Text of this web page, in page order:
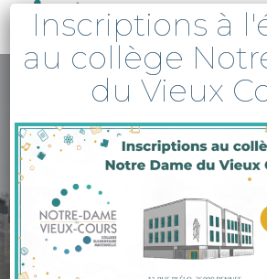
A la une
Actu
Projet
chantier –
Inscriptions à
au collège
du Vieux